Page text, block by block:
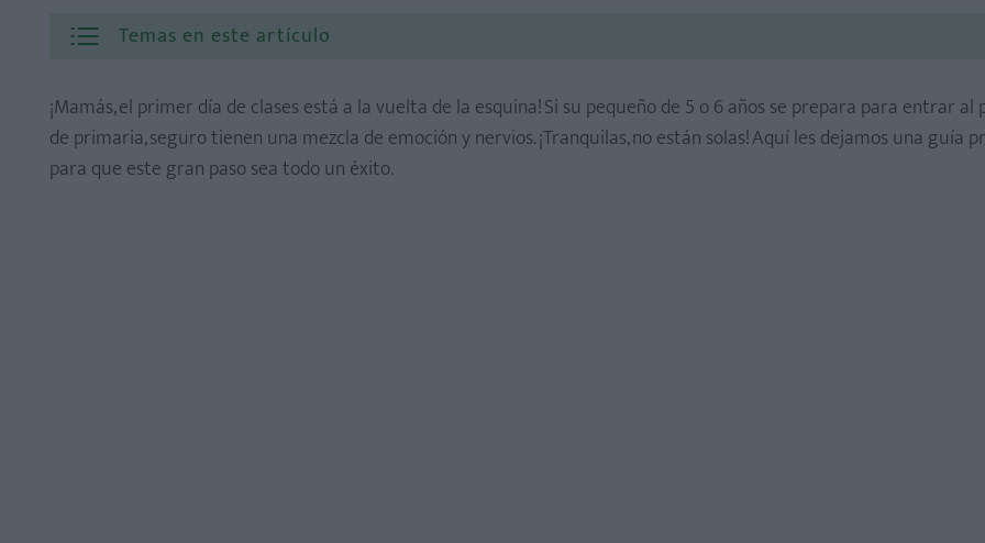
Temas en este artículo
¡Mamás, el primer día de clases está a la vuelta de la esquina! Si su pequeño de 5 o 6 años se prepara para entrar
de primaria, seguro tienen una mezcla de emoción y nervios. ¡Tranquilas, no están solas! Aquí les dejamos una guía
para que este gran paso sea todo un éxito.